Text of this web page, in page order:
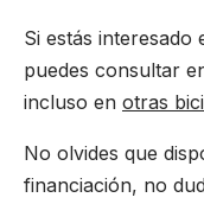
Si estás interesado
puedes consultar
incluso en otras
No olvides que
financiación, no